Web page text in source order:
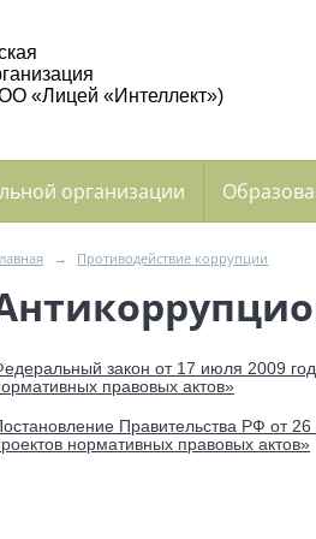
«Лицей «Интеллект»)
организации
→ Противодействие коррупции
закон от 17 июля 2009
правовых актов»
Правительства РФ от
нормативных правовых актов»